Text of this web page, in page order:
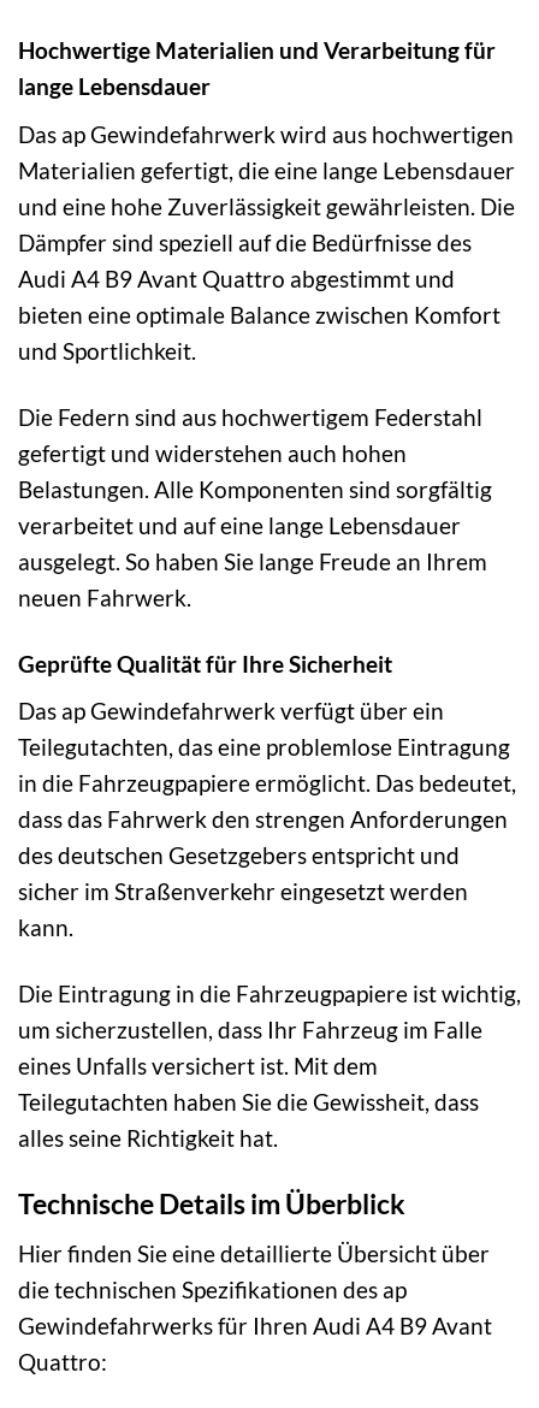
Hochwertige Materialien und Verarbeitung für
lange Lebensdauer
Das ap Gewindefahrwerk wird aus hochwertigen
Materialien gefertigt, die eine lange Lebensdauer
und eine hohe Zuverlässigkeit gewährleisten. Die
Dämpfer sind speziell auf die Bedürfnisse des
Audi A4 B9 Avant Quattro abgestimmt und
bieten eine optimale Balance zwischen Komfort
und Sportlichkeit.
Die Federn sind aus hochwertigem Federstahl
gefertigt und widerstehen auch hohen
Belastungen. Alle Komponenten sind sorgfältig
verarbeitet und auf eine lange Lebensdauer
ausgelegt. So haben Sie lange Freude an Ihrem
neuen Fahrwerk.
Geprüfte Qualität für Ihre Sicherheit
Das ap Gewindefahrwerk verfügt über ein
Teilegutachten, das eine problemlose Eintragung
in die Fahrzeugpapiere ermöglicht. Das bedeutet,
dass das Fahrwerk den strengen Anforderungen
des deutschen Gesetzgebers entspricht und
sicher im Straßenverkehr eingesetzt werden
kann.
Die Eintragung in die Fahrzeugpapiere ist wichtig,
um sicherzustellen, dass Ihr Fahrzeug im Falle
eines Unfalls versichert ist. Mit dem
Teilegutachten haben Sie die Gewissheit, dass
alles seine Richtigkeit hat.
Technische Details im Überblick
Hier finden Sie eine detaillierte Übersicht über
die technischen Spezifikationen des ap
Gewindefahrwerks für Ihren Audi A4 B9 Avant
Quattro: